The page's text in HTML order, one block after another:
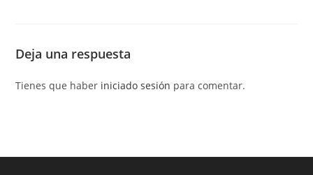
Deja una respuesta
Tienes que haber iniciado sesión para comentar.